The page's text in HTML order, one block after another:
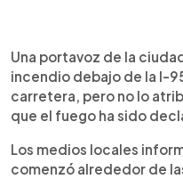
Una portavoz de la
incendio debajo de la I-
carretera, pero no lo
que el fuego ha sido
Los medios locales
comenzó alrededor de